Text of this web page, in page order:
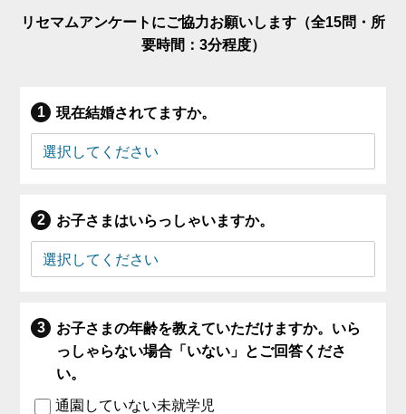
リセマムアンケートにご協力お願いします（全15問・所
要時間：3分程度）
現在結婚されてますか。
お子さまはいらっしゃいますか。
お子さまの年齢を教えていただけますか。いら
っしゃらない場合「いない」とご回答くださ
い。
通園していない未就学児